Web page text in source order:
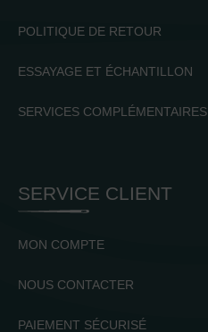
POLITIQUE DE RETOUR
ESSAYAGE ET ÉCHANTILLON
SERVICES COMPLÉMENTAIRES
SERVICE CLIENT
MON COMPTE
NOUS CONTACTER
PAIEMENT SÉCURISÉ